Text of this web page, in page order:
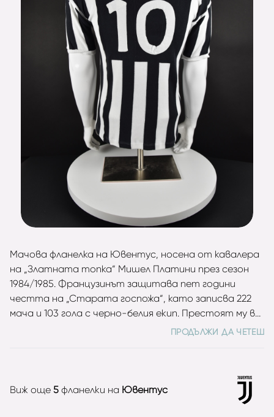
Мачова фланелка на Ювентус, носена от кавалера
на „Златната топка“ Мишел Платини през сезон
1984/1985. Французинът защитава пет години
честта на „Старата госпожа“, като записва 222
мача и 103 гола с черно-белия екип. Престоят му в
Торино е изписан със „златни“ букви в историята
(1984), така бленуваната първа Купа на
ПРОДЪЛЖИ ДА ЧЕТЕШ
Виж още 5 фланелки на Ювентус